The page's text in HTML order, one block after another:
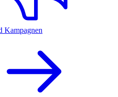
Kampagnen